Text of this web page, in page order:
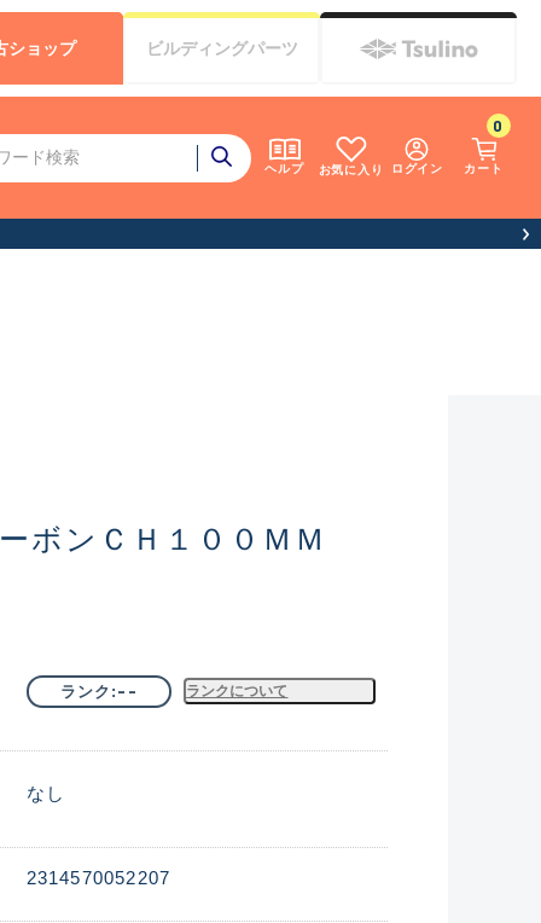
ヘルプ お気に入り ログイン カート
0
ショップ ビルディングパーツ
ボンＣＨ１００ＭＭ
ランク -- ランクについて
なし
2314570052207